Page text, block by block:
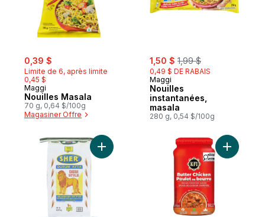
sale:
0,39 $
Limite de 6, après limite
0,45 $
Maggi
Nouilles Masala
70 g, 0,64 $/100g
Magasiner Offre
sale:
1,50 $ , formerly:
1,99 $
0,49 $ DE RABAIS
Maggi
Nouilles
instantanées,
masala
280 g, 0,54 $/100g
Ajouter Farine de blé dur style Brar Sher
Ajouter